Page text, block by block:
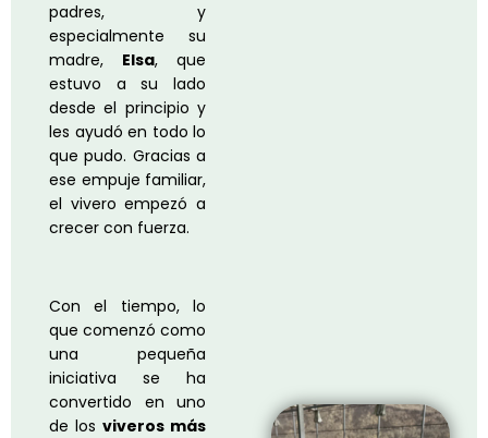
padres, y
especialmente su
madre, Elsa, que
estuvo a su lado
desde el principio y
les ayudó en todo lo
que pudo. Gracias a
ese empuje familiar,
el vivero empezó a
crecer con fuerza.
Con el tiempo, lo
que comenzó como
una pequeña
iniciativa se ha
convertido en uno
de los viveros más